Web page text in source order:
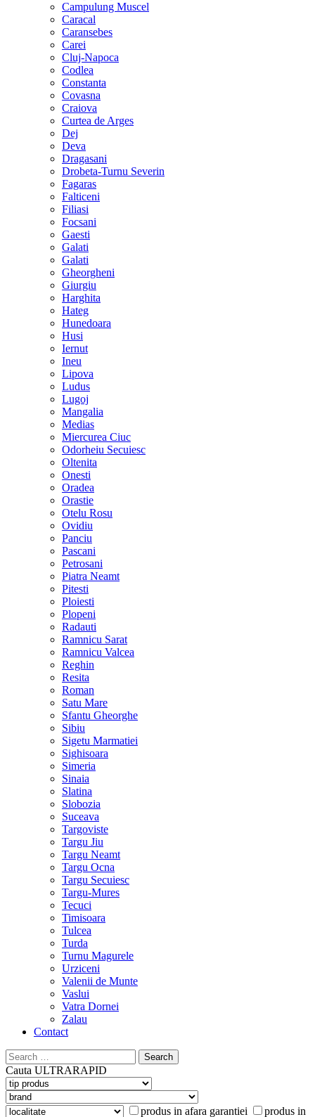
Campulung Muscel
Caracal
Caransebes
Carei
Cluj-Napoca
Codlea
Constanta
Covasna
Craiova
Curtea de Arges
Dej
Deva
Dragasani
Drobeta-Turnu Severin
Fagaras
Falticeni
Filiasi
Focsani
Gaesti
Galati
Galati
Gheorgheni
Giurgiu
Harghita
Hateg
Hunedoara
Husi
Iernut
Ineu
Lipova
Ludus
Lugoj
Mangalia
Medias
Miercurea Ciuc
Odorheiu Secuiesc
Oltenita
Onesti
Oradea
Orastie
Otelu Rosu
Ovidiu
Panciu
Pascani
Petrosani
Piatra Neamt
Pitesti
Ploiesti
Plopeni
Radauti
Ramnicu Sarat
Ramnicu Valcea
Reghin
Resita
Roman
Satu Mare
Sfantu Gheorghe
Sibiu
Sigetu Marmatiei
Sighisoara
Simeria
Sinaia
Slatina
Slobozia
Suceava
Targoviste
Targu Jiu
Targu Neamt
Targu Ocna
Targu Secuiesc
Targu-Mures
Tecuci
Timisoara
Tulcea
Turda
Turnu Magurele
Urziceni
Valenii de Munte
Vaslui
Vatra Dornei
Zalau
Contact
Search
for:
Cauta ULTRARAPID
produs in afara garantiei produs in